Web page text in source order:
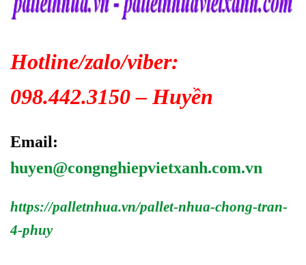
Hotline/zalo/viber:
098.442.3150 – Huyền
Email:
huyen@congnghiepvietxanh.com.vn
https://palletnhua.vn/pallet-nhua-chong-tran-
4-phuy